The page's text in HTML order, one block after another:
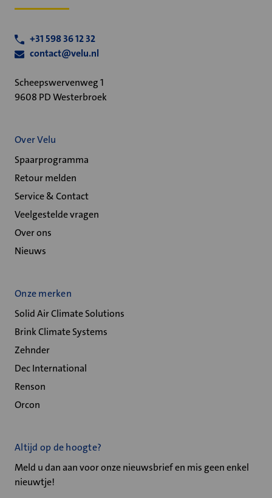
+31 598 36 12 32
contact@velu.nl
Scheepswervenweg 1
9608 PD Westerbroek
Over Velu
Spaarprogramma
Retour melden
Service & Contact
Veelgestelde vragen
Over ons
Nieuws
Onze merken
Solid Air Climate Solutions
Brink Climate Systems
Zehnder
Dec International
Renson
Orcon
Altijd op de hoogte?
Meld u dan aan voor onze nieuwsbrief en mis geen enkel
nieuwtje!